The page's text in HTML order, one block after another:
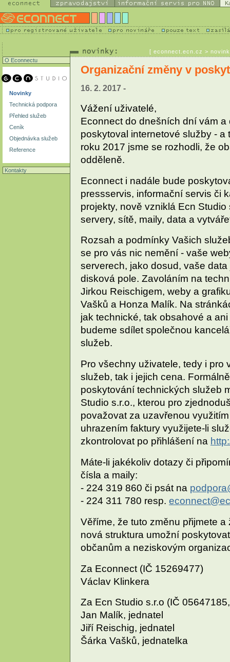
[ econnect.ecn.cz >
O Econnectu
Novinky
Technická podpora
Přehled služeb
Ceník
Objednávka služeb
Reference
Kontakty
Organizační změny v
16. 2. 2017 -
Vážení uživatelé,
Econnect do dnešních dní vám
poskytoval internetové služby -
roku 2017 jsme se rozhodli, že
odděleně.
Econnect i nadále bude
pressservis, informační servis či
projekty, nově vzniklá Ecn
servery, sítě, maily, data a
Rozsah a podmínky Vašich
se pro vás nic nemění - vaše
serverech, jako dosud, vaše
disková pole. Zavoláním na
Jirkou Reischigem, weby a
Vašků a Honza Malík. Na
jak technické, tak obsahové a
budeme sdílet společnou
služeb.
Pro všechny uživatele, tedy i
služeb, tak i jejich cena.
poskytování technických služeb
Studio s.r.o., kterou pro
považovat za uzavřenou
uhrazením faktury využijete-li
zkontrolovat po přihlášení na
Máte-li jakékoliv dotazy či
čísla a maily:
- 224 319 860 či psát na
- 224 311 780 resp.
Věříme, že tuto změnu přijmete
nová struktura umožní
občanům a neziskovým
Za Econnect (IČ 15269477)
Václav Klinkera
Za Ecn Studio s.r.o (IČ
Jan Malík, jednatel
Jiří Reischig, jednatel
Šárka Vašků, jednatelka